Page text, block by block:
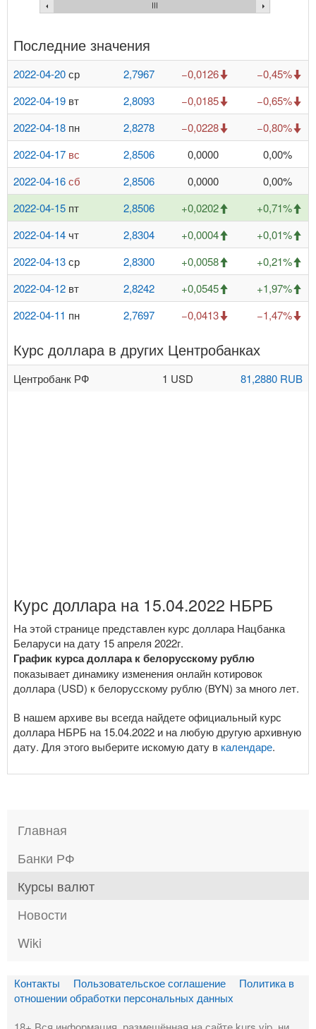
Последние значения
2022-04-20ср 2,7967 −0,0126
−0,45%
2022-04-19 вт 2,8093 −0,0185
−0,65%
2022-04-18 пн 2,8278 −0,0228
−0,80%
2022-04-17 вс 2,8506 0,0000
0,00%
2022-04-16сб 2,8506 0,0000
0,00%
2022-04-15 пт 2,8506 +0,0202
+0,71%
2022-04-14 чт 2,8304 +0,0004
+0,01%
2022-04-13ср 2,8300 +0,0058
+0,21%
2022-04-12 вт 2,8242 +0,0545
+1,97%
2022-04-11 пн 2,7697 −0,0413 −1,47%
Курс доллара в других Центробанках
Центробанк РФ 1 USD 81,2880 RUB
Курс доллара на 15.04.2022 НБРБ
На этой странице представлен курс доллара Нацбанка
Беларуси на дату 15 апреля 2022г.
График курса доллара к белорусскому рублю
показывает динамику изменения онлайн котировок
доллара (USD) к белорусскому рублю (BYN) за много лет.
В нашем архиве вы всегда найдете официальный курс
доллара НБРБ на 15.04.2022 и на любую другую архивную
дату. Для этого выберите искомую дату в календаре.
Главная
Банки РФ
Курсы валют
Новости
Wiki
Контакты Пользовательское соглашение
Политика в
отношении обработки персональных данных